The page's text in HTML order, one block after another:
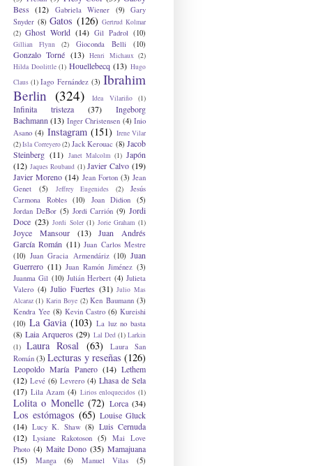
Bess (12) Gabriela Wiener (9)
Gary
Snyder (8) Gatos (126) Gertrud Kolmar
(2) Ghost World (14) Gil Padrol (10)
Gillian Flynn (2) Gioconda Belli (10)
Gonzalo Torné (13) Henri Michaux (2)
Hilda Doolittle (1) Houellebecq (13) Hugo
Claus (1) Iago Fernández (3) Ibrahim
Berlin (324) Idea Vilariño (1)
Infinita tristeza (37)
Ingeborg
Bachmann (13) Inger Christensen (4) Inio
Asano (4) Instagram (151) Irene Vilar
(2)Isla Correyero(2) Jack Kerouac (8) Jacob
Steinberg (11) Janet Malcolm (1) Japón
(12) Jaques Roubaud (1) Javier Calvo (19)
Javier Moreno (14) Jean Forton (3) Jean
Genet
(5) Jeffrey Eugenides (2)
Jesús
Carmona Robles
(10) Joan Didion
(5)
Jordan DeBor (5) Jordi Carrión (9) Jordi
Doce (23) Jordi Soler (1) Jorie Graham (1)
Joyce Mansour (13)
Juan Andrés
García Román (11) Juan Carlos Mestre
(10) Juan Gracia Armendáriz (10) Juan
Guerrero (11) Juan Ramón Jiménez (3)
Juanma Gil (10) Julián Herbert (4) Julieta
Valero (4) Julio Fuertes (31) Julio Mas
Alcaraz (1) Karin Boye (2) Ken Baumann (3)
Kendra Yee (8) Kevin Castro (6) Kureishi
(10) La Gavia (103) La luz no basta
(8) Laia Arqueros (29) Lal Ded (1) Larkin
(1)
Laura Rosal (63)
Laura San
Román (3) Lecturas y reseñas (126)
Leopoldo María Panero (14) Lethem
(12) Levé (6) Levrero (4) Lhasa de Sela
(17) Lila Azam (4) Lirios enloquecidos (1)
Lolita o Monelle (72) Lorca (34)
Los estómagos (65) Louise Gluck
(14) Lucy K. Shaw (8) Luis Cernuda
(12) Lysiane Rakotoson (5)
Mai Love
Photo (4) Maite Dono (35) Mamajuana
(15)
Manga (6) Manuel Vilas (5)